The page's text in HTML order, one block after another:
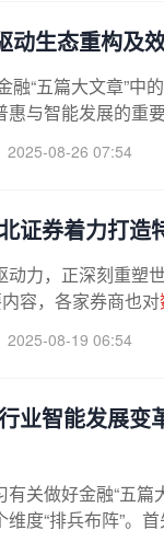
动生态重构及
融“五篇大文章”中
与智能发展的重
2025-08-26 07:54
证券着力打造
力，正深刻重塑
容，各家券商也对
2025-08-19 06:54
业智能发展
有关做好金融“五
维度“排兵布阵”。